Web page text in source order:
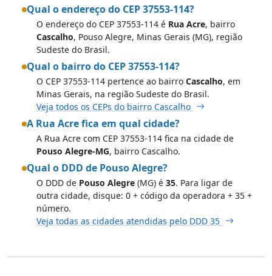
Qual o endereço do CEP 37553-114?
O endereço do CEP 37553-114 é Rua Acre, bairro
Cascalho, Pouso Alegre, Minas Gerais (MG), região
Sudeste do Brasil.
Qual o bairro do CEP 37553-114?
O CEP 37553-114 pertence ao bairro Cascalho, em
Minas Gerais, na região Sudeste do Brasil.
Veja todos os CEPs do bairro Cascalho
A Rua Acre fica em qual cidade?
A Rua Acre com CEP 37553-114 fica na cidade de
Pouso Alegre-MG, bairro Cascalho.
Qual o DDD de Pouso Alegre?
O DDD de Pouso Alegre (MG) é 35. Para ligar de
outra cidade, disque: 0 + código da operadora + 35 +
número.
Veja todas as cidades atendidas pelo DDD 35